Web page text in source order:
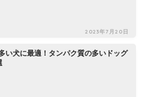
2023年7月20日
い犬に最適！タンパク質の多いドッグ